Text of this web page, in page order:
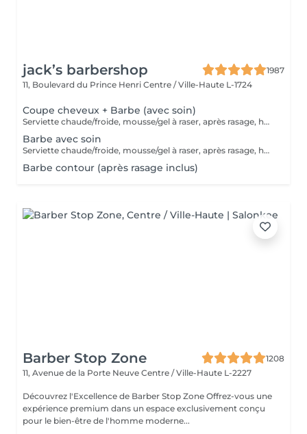
jack’s barbershop
1987
11, Boulevard du Prince Henri Centre / Ville-Haute L-1724
Coupe cheveux + Barbe (avec soin)
Serviette chaude/froide, mousse/gel à raser, après rasage, huile/balm à barbe et wax/gel
Barbe avec soin
Serviette chaude/froide, mousse/gel à raser, après rasage, huile/balm à barbe et wax/gel
Barbe contour (après rasage inclus)
Barber Stop Zone
1208
11, Avenue de la Porte Neuve Centre / Ville-Haute L-2227
Découvrez l'Excellence de Barber Stop Zone Offrez-vous une
expérience premium dans un espace exclusivement conçu
pour le bien-être de l'homme moderne...